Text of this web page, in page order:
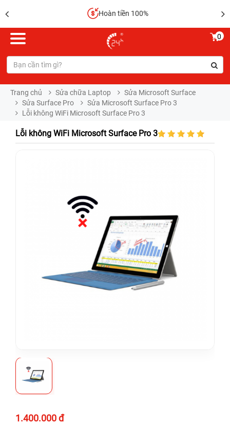
Hoàn tiền 100%
0
Trang chủ Sửa chữa Laptop
Sửa Microsoft Surface
Sửa Surface Pro
Sửa Microsoft Surface Pro 3
Lỗi không WiFi Microsoft Surface Pro 3
Lỗi không WiFi Microsoft Surface Pro 3
1.400.000 đ